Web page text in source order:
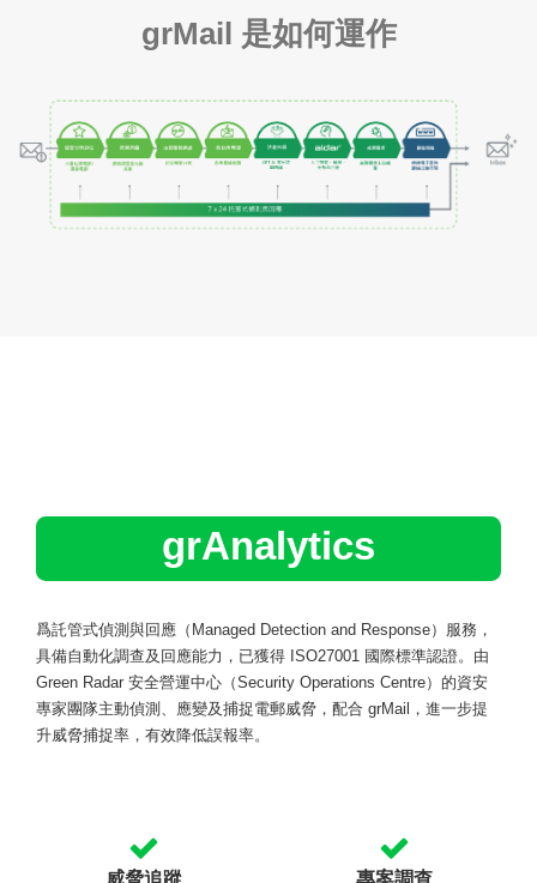
grMail 是如何運作
grAnalytics
爲託管式偵測與回應 （Managed Detection and Response） 服務，
具備自動化調查及回應能力，已獲得 ISO27001 國際標準認證。由
Green Radar 安全營運中心 （Security Operations Centre） 的資安
專家團隊主動偵測、應變及捕捉電郵威脅，配合 grMail ，進一步提
升威脅捕捉率，有效降低誤報率。
威脅追蹤 專案調查